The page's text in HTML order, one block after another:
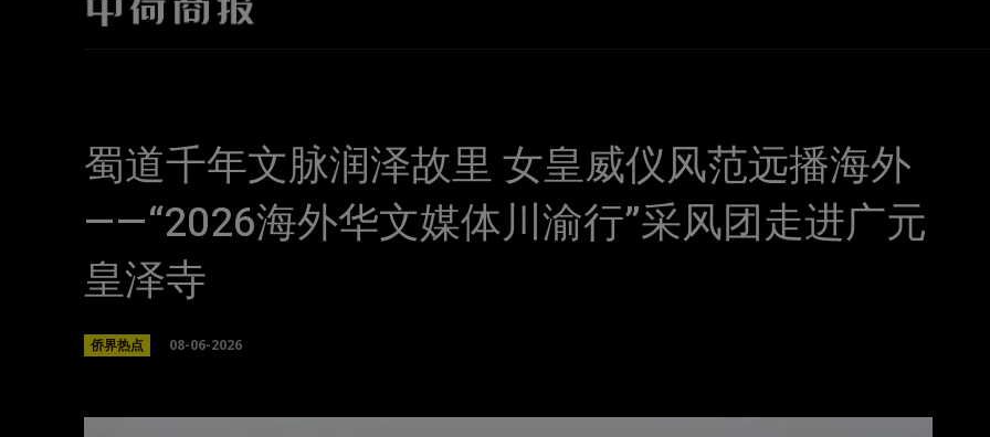
蜀道千年文脉润泽故里 女皇威仪风范远播海外
——“2026海外华文媒体川渝行”采风团走进广元
皇泽寺
侨界热点 08-06-2026